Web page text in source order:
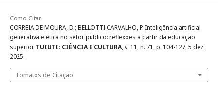
Como Citar
CORREIA DE MOURA, D.; BELLOTTI CARVALHO, P. Inteligência artificial
generativa e ética no setor público: reflexões a partir da educação
superior. TUIUTI: CIÊNCIA E CULTURA, v. 11, n. 71, p. 104-127, 5 dez.
2025.
Fomatos de Citação